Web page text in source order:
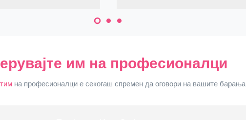
им на професионалци
на професионалци е секогаш спремен да оговори на вашите барања